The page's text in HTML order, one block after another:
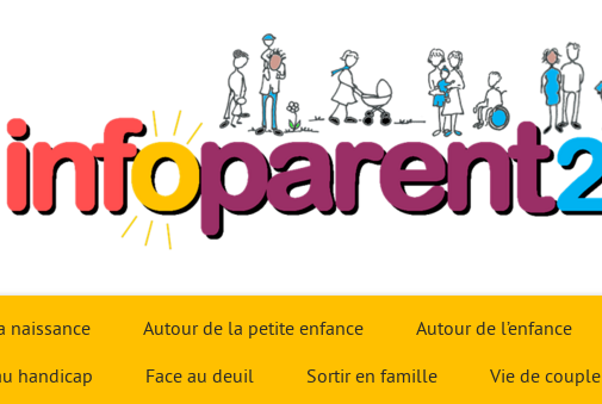
naissance Autour de la petite enfance Autour de l’enfance
handicap Face au deuil Sortir en famille Vie de couple